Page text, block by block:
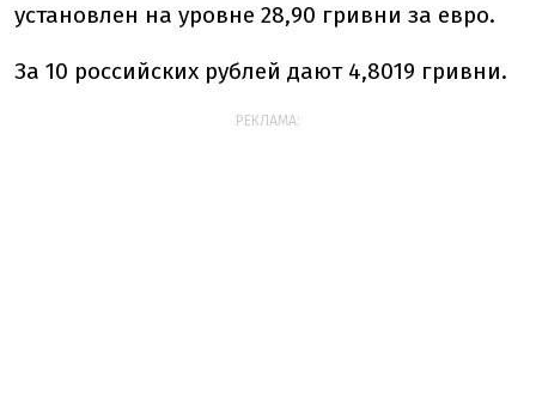
установлен на уровне 28,90 гривни за евро.
За 10 российских рублей дают 4,8019 гривни.
РЕКЛАМА: